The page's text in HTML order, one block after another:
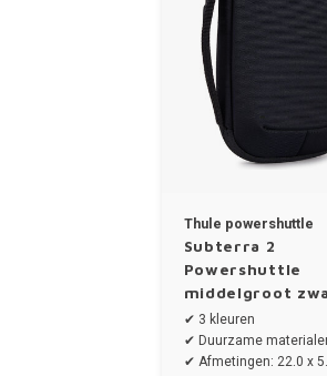
Thule powershuttle
Subterra 2
Powershuttle
middelgroot
✔ 3 kleuren
✔ Duurzame
✔ Afmetingen: 22.0 x